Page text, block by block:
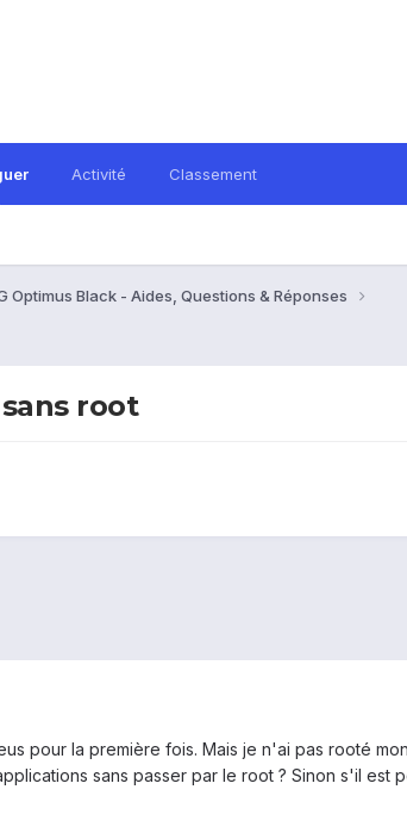
Activité Classement
Optimus Black - Aides, Questions & Réponses
root
pour la première fois. Mais je n'ai pas rooté
sans passer par le root ? Sinon s'il